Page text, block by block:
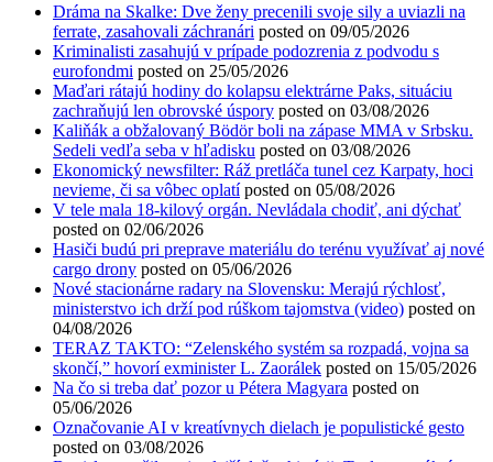
Dráma na Skalke: Dve ženy precenili svoje sily a uviazli na
ferrate, zasahovali záchranári posted on 09/05/2026
Kriminalisti zasahujú v prípade podozrenia z podvodu s
eurofondmi posted on 25/05/2026
Maďari rátajú hodiny do kolapsu elektrárne Paks, situáciu
zachraňujú len obrovské úspory posted on 03/08/2026
Kaliňák a obžalovaný Bödör boli na zápase MMA v Srbsku.
Sedeli vedľa seba v hľadisku posted on 03/08/2026
Ekonomický newsfilter: Ráž pretláča tunel cez Karpaty, hoci
nevieme, či sa vôbec oplatí posted on 05/08/2026
V tele mala 18-kilový orgán. Nevládala chodiť, ani dýchať
posted on 02/06/2026
Hasiči budú pri preprave materiálu do terénu využívať aj nové
cargo drony posted on 05/06/2026
Nové stacionárne radary na Slovensku: Merajú rýchlosť,
ministerstvo ich drží pod rúškom tajomstva (video) posted on
04/08/2026
TERAZ TAKTO: “Zelenského systém sa rozpadá, vojna sa
skončí,” hovorí exminister L. Zaorálek posted on 15/05/2026
Na čo si treba dať pozor u Pétera Magyara posted on
05/06/2026
Označovanie AI v kreatívnych dielach je populistické gesto
posted on 03/08/2026